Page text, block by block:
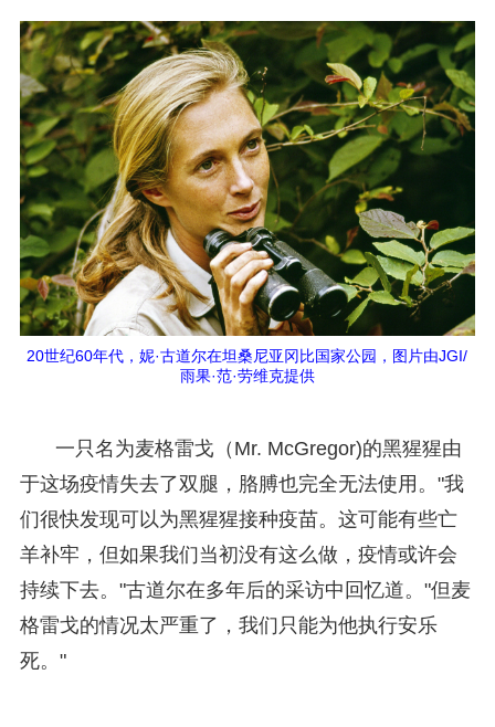
20世纪60年代，妮·古道尔在坦桑尼亚冈比国家公园，图片由JGI/
雨果·范·劳维克提供
一只名为麦格雷戈（Mr. McGregor)的黑猩猩由
于这场疫情失去了双腿，胳膊也完全无法使用。"我
们很快发现可以为黑猩猩接种疫苗。这可能有些亡
羊补牢，但如果我们当初没有这么做，疫情或许会
持续下去。"古道尔在多年后的采访中回忆道。"但麦
格雷戈的情况太严重了，我们只能为他执行安乐
死。"